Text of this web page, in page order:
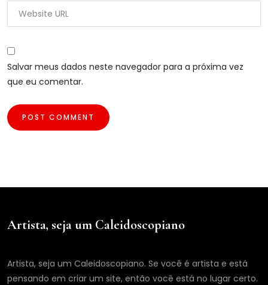
Salvar meus dados neste navegador para a próxima vez
que eu comentar.
Artista, seja um Caleidoscopiano
Artista, seja um Caleidoscopiano. Se você é artista e está
pensando em criar um site, então você está no lugar certo.